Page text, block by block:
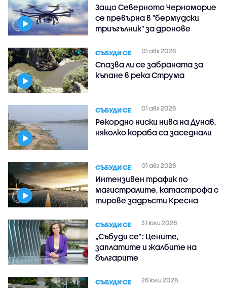
Защо Северното Черноморие
се превърна в "бермудски
триъгълник" за дронове
СЪБУДИ СЕ 01 авг 2026
Спазва ли се забраната за
къпане в река Струма
СЪБУДИ СЕ 01 авг 2026
Рекордно ниски нива на Дунав,
няколко кораба са заседнали
СЪБУДИ СЕ 01 авг 2026
Интензивен трафик по
магистралите, катастрофа с
тирове задръсти Кресна
СЪБУДИ СЕ 31 юли 2026
„Събуди се“: Цените,
заплатите и жалбите на
българите
СЪБУДИ СЕ 26 юли 2026